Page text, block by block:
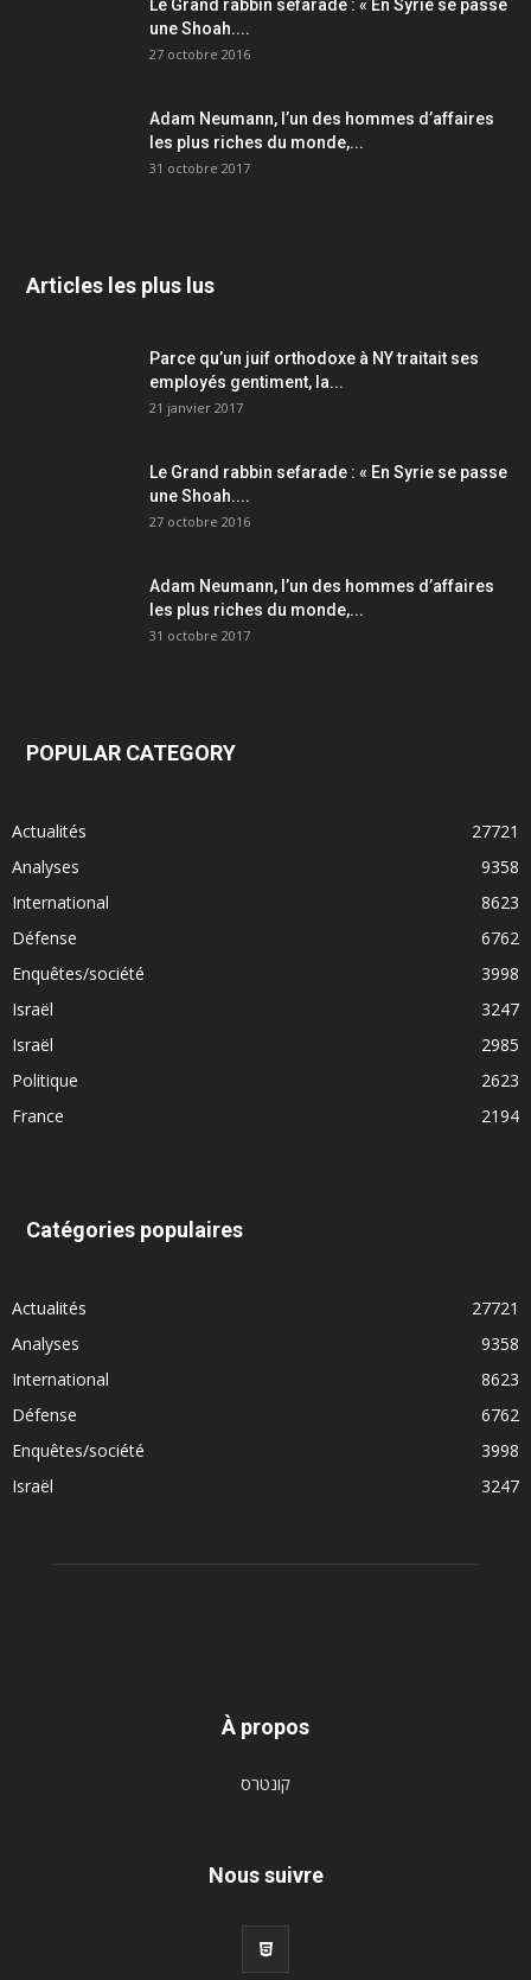
Le Grand rabbin sefarade : « En Syrie se passe
une Shoah....
27 octobre 2016
Adam Neumann, l’un des hommes d’affaires
les plus riches du monde,...
31 octobre 2017
Articles les plus lus
Parce qu’un juif orthodoxe à NY traitait ses
employés gentiment, la...
21 janvier 2017
Le Grand rabbin sefarade : « En Syrie se passe
une Shoah....
27 octobre 2016
Adam Neumann, l’un des hommes d’affaires
les plus riches du monde,...
31 octobre 2017
POPULAR CATEGORY
Actualités
27721
Analyses
9358
International
8623
Défense
6762
Enquêtes/société
3998
Israël
3247
Israël
2985
Politique
2623
France
2194
Catégories populaires
Actualités
27721
Analyses
9358
International
8623
Défense
6762
Enquêtes/société
3998
Israël
3247
À propos
קונטרס
Nous suivre